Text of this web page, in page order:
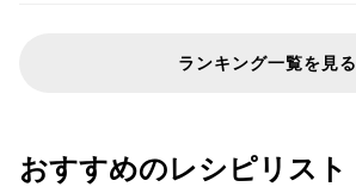
ランキング一覧を見る
おすすめのレシピリスト